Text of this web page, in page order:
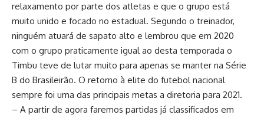
relaxamento por parte dos atletas e que o grupo está
muito unido e focado no estadual. Segundo o treinador,
ninguém atuará de sapato alto e lembrou que em 2020
com o grupo praticamente igual ao desta temporada o
Timbu teve de lutar muito para apenas se manter na Série
B do Brasileirão. O retorno à elite do futebol nacional
sempre foi uma das principais metas a diretoria para 2021.
– A partir de agora faremos partidas já classificados em